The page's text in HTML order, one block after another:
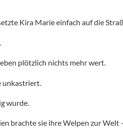
Kira Marie einfach auf die
plötzlich nichts mehr wert.
unkastriert.
wurde.
brachte sie ihre Welpen zur Welt